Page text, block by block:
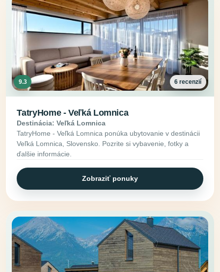
9.3 6 recenzií
TatryHome - Veľká Lomnica
Destinácia: Veľká Lomnica
TatryHome - Veľká Lomnica ponúka ubytovanie v destinácii
Veľká Lomnica, Slovensko. Pozrite si vybavenie, fotky a
ďalšie informácie.
Zobraziť ponuky